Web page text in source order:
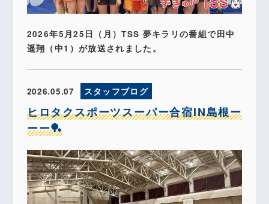
2026年5月25日（月）TSS 夢キラリの番組で田中
遥翔（中1）が放送されました。
2026.05.07 スタッフブログ
ヒロタクスポーツスーパー合宿IN島根ー
ーー🏓